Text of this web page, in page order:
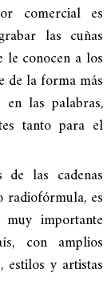
comercial es
las cuñas
le conocen a los
de la forma más
las palabras,
tanto para el
las cadenas
radiofórmula, es
importante
con amplios
estilos y artistas